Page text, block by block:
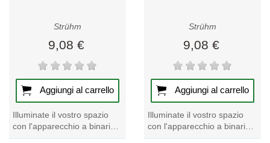
Strühm
9,08 €
Aggiungi al carrello
Illuminate il vostro spazio
con l'apparecchio a binario
PUZON TRA GU10 oro
Strühm
9,08 €
Aggiungi al carrello
Illuminate il vostro spazio
con l'apparecchio a binario
PUZON TRA GU10 nero